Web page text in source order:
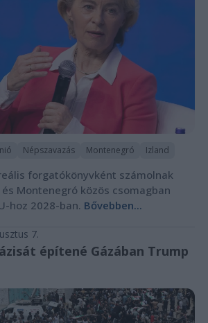
Népszavazás Montenegró Izland
forgatókönyvként számolnak
Montenegró közös csomagban
hoz 2028-ban. Bővebben...
7.
építené Gázában Trump